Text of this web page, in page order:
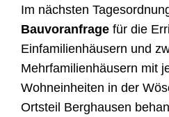
Im nächsten
Bauvoranfrage für die
Einfamilienhäusern und
Mehrfamilienhäusern mit
Wohneinheiten in der
Ortsteil Berghausen